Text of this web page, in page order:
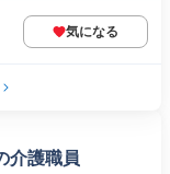
気になる
介護職員